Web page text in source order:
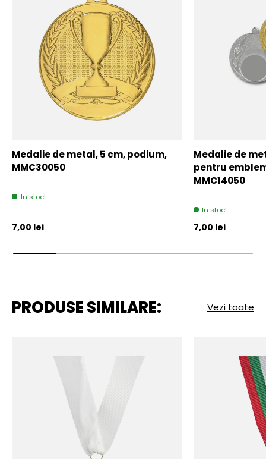
Medalie de metal, 5 cm, podium,
MMC30050
In stoc!
Pret initial
7,00 lei
Medalie de
pentru
MMC14050
In stoc!
Pret initial
7,00 lei
PRODUSE SIMILARE: Vezi toate